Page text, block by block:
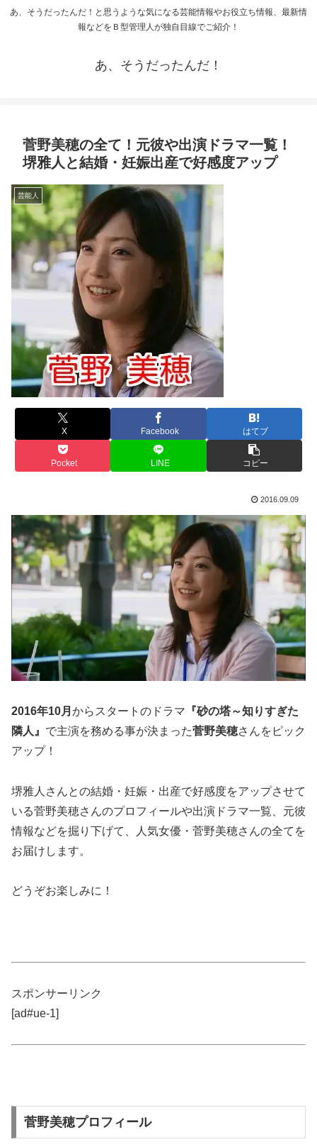
あ、そうだったんだ！と思うような気になる芸能情報やお役立ち情報、最新情
報などをＢ型管理人が独自目線でご紹介！
あ、そうだったんだ！
菅野美穂の全て！元彼や出演ドラマ一覧！
堺雅人と結婚・妊娠出産で好感度アップ
芸能人
X Facebook はてブ
Pocket LINE コピー
2016.09.09
2016年10月 からスタートのドラマ 『砂の塔～知りすぎた
隣人』 で主演を務める事が決まった菅野美穂さんをピック
アップ！
堺雅人さんとの結婚・妊娠・出産で好感度をアップさせて
いる菅野美穂さんのプロフィールや出演ドラマ一覧、元彼
情報などを掘り下げて、人気女優・菅野美穂さんの全てを
お届けします。
どうぞお楽しみに！
スポンサーリンク
[ad#ue-1]
菅野美穂プロフィール